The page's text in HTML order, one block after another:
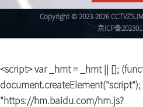
Copyright © 2023-2026
京ICP备
<script> var _hmt = _hmt || [];
document.createElement("script");
"https://hm.baidu.com/hm.js?